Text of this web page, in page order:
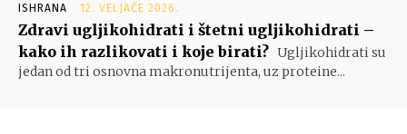
ISHRANA 12. VELJAČE 2026.
Zdravi ugljikohidrati i štetni ugljikohidrati –
kako ih razlikovati i koje birati? Ugljikohidrati su
jedan od tri osnovna makronutrijenta, uz proteine...